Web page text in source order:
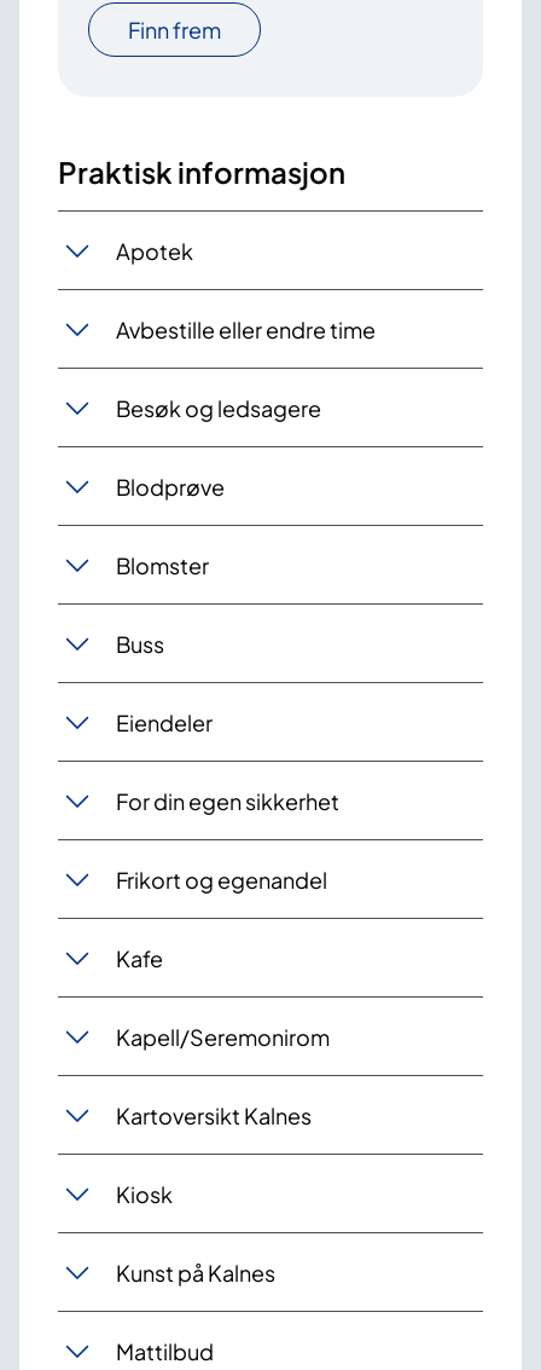
Finn frem
Praktisk informasjon
Apotek
Avbestille eller endre time
Besøk og ledsagere
Blodprøve
Blomster
Buss
Eiendeler
For din egen sikkerhet
Frikort og egenandel
Kafe
Kapell/Seremonirom
Kartoversikt Kalnes
Kiosk
Kunst på Kalnes
Mattilbud